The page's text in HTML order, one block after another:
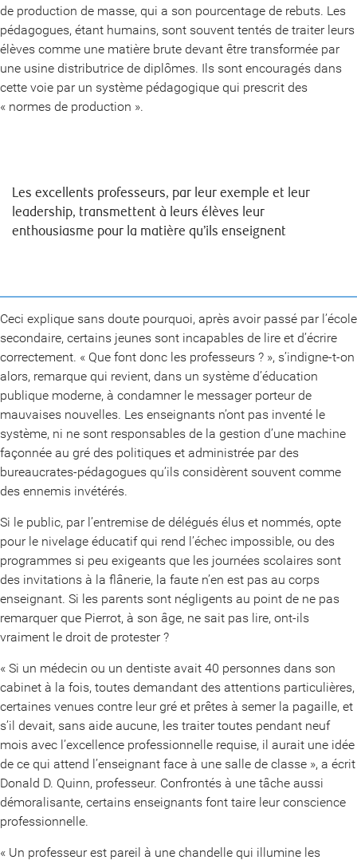
de production de masse, qui a son pourcentage de rebuts. Les
pédagogues, étant humains, sont souvent tentés de traiter leurs
élèves comme une matière brute devant être transformée par
une usine distributrice de diplômes. Ils sont encouragés dans
cette voie par un système pédagogique qui prescrit des
« normes de production ».
Les excellents professeurs, par leur exemple et leur
leadership, transmettent à leurs élèves leur
enthousiasme pour la matière qu’ils enseignent
Ceci explique sans doute pourquoi, après avoir passé par l’école
secondaire, certains jeunes sont incapables de lire et d’écrire
correctement. « Que font donc les professeurs ? », s’indigne-t-on
alors, remarque qui revient, dans un système d’éducation
publique moderne, à condamner le messager porteur de
mauvaises nouvelles. Les enseignants n’ont pas inventé le
système, ni ne sont responsables de la gestion d’une machine
façonnée au gré des politiques et administrée par des
bureaucrates-pédagogues qu’ils considèrent souvent comme
des ennemis invétérés.
Si le public, par l’entremise de délégués élus et nommés, opte
pour le nivelage éducatif qui rend l’échec impossible, ou des
programmes si peu exigeants que les journées scolaires sont
des invitations à la flânerie, la faute n’en est pas au corps
enseignant. Si les parents sont négligents au point de ne pas
remarquer que Pierrot, à son âge, ne sait pas lire, ont-ils
vraiment le droit de protester ?
« Si un médecin ou un dentiste avait 40 personnes dans son
cabinet à la fois, toutes demandant des attentions particulières,
certaines venues contre leur gré et prêtes à semer la pagaille, et
s’il devait, sans aide aucune, les traiter toutes pendant neuf
mois avec l’excellence professionnelle requise, il aurait une idée
de ce qui attend l’enseignant face à une salle de classe », a écrit
Donald D. Quinn, professeur. Confrontés à une tâche aussi
démoralisante, certains enseignants font taire leur conscience
professionnelle.
« Un professeur est pareil à une chandelle qui illumine les